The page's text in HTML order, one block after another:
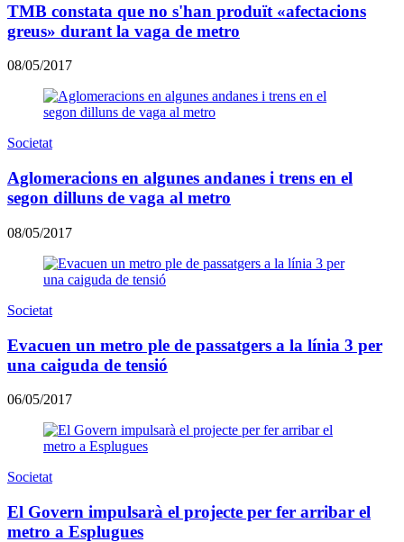
TMB constata que no s'han produït «afectacions
greus» durant la vaga de metro
08/05/2017
Societat
Aglomeracions en algunes andanes i trens en el
segon dilluns de vaga al metro
08/05/2017
Societat
Evacuen un metro ple de passatgers a la línia 3 per
una caiguda de tensió
06/05/2017
Societat
El Govern impulsarà el projecte per fer arribar el
metro a Esplugues